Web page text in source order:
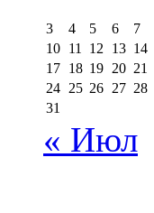
3
4 5 6 7
10 11 12 13 14
17 18 19 20 21
24 25 26 27 28
31
« Июл